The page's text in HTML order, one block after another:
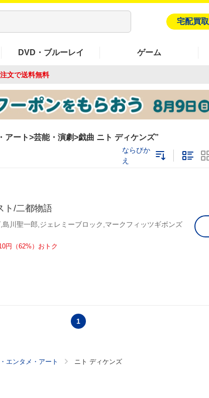
宅配買取
DVD・ブルーレイ ゲーム
文で送料無料
アート>芸能・演劇>戯曲 ニト ディケンズ
ならびか
え
ト/二都物語
川聖一郎,ジェレミーブロック,マークフィッツギボンズ
円（62%）おトク
1
エンタメ・アート ニト ディケンズ